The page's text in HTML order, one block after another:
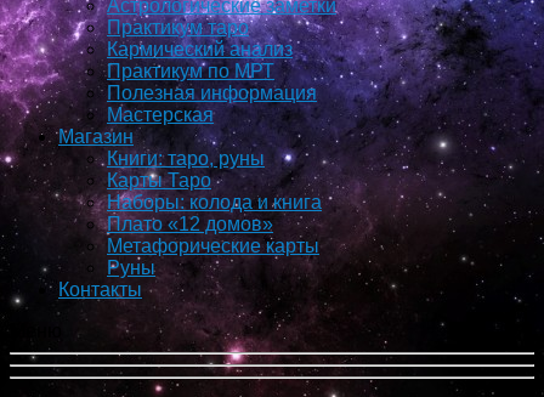
Астрологические заметки
Практикум таро
Кармический анализ
Практикум по МРТ
Полезная информация
Мастерская
Магазин
Книги: таро, руны
Карты Таро
Наборы: колода и книга
Плато «12 домов»
Метафорические карты
Руны
Контакты